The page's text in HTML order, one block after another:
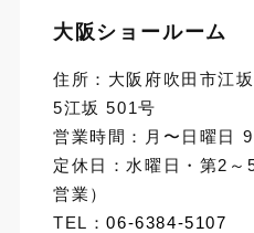
大阪ショールーム
住所：大阪府吹田市江
5江坂 501号
営業時間：月〜日曜日
定休日：水曜日・第2～
営業）
TEL：06-6384-5107